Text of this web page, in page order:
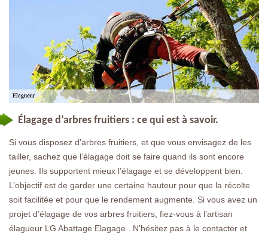
Élagage d’arbres fruitiers : ce qui est à savoir.
Si vous disposez d’arbres fruitiers, et que vous envisagez de les
tailler, sachez que l’élagage doit se faire quand ils sont encore
jeunes. Ils supportent mieux l’élagage et se développent bien.
L’objectif est de garder une certaine hauteur pour que la récolte
soit facilitée et pour que le rendement augmente. Si vous avez un
projet d’élagage de vos arbres fruitiers, fiez-vous à l’artisan
élagueur LG Abattage Elagage . N’hésitez pas à le contacter et